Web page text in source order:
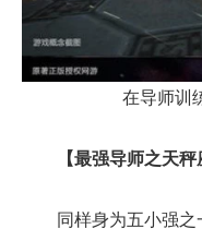
在导师训
【最强导师之天
同样身为五小强之